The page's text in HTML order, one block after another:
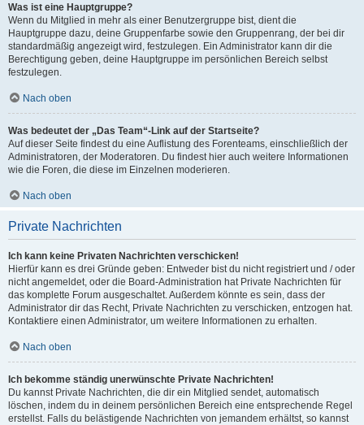
Was ist eine Hauptgruppe?
Wenn du Mitglied in mehr als einer Benutzergruppe bist, dient die
Hauptgruppe dazu, deine Gruppenfarbe sowie den Gruppenrang, der bei dir
standardmäßig angezeigt wird, festzulegen. Ein Administrator kann dir die
Berechtigung geben, deine Hauptgruppe im persönlichen Bereich selbst
festzulegen.
Nach oben
Was bedeutet der „Das Team“-Link auf der Startseite?
Auf dieser Seite findest du eine Auflistung des Forenteams, einschließlich der
Administratoren, der Moderatoren. Du findest hier auch weitere Informationen
wie die Foren, die diese im Einzelnen moderieren.
Nach oben
Private Nachrichten
Ich kann keine Privaten Nachrichten verschicken!
Hierfür kann es drei Gründe geben: Entweder bist du nicht registriert und / oder
nicht angemeldet, oder die Board-Administration hat Private Nachrichten für
das komplette Forum ausgeschaltet. Außerdem könnte es sein, dass der
Administrator dir das Recht, Private Nachrichten zu verschicken, entzogen hat.
Kontaktiere einen Administrator, um weitere Informationen zu erhalten.
Nach oben
Ich bekomme ständig unerwünschte Private Nachrichten!
Du kannst Private Nachrichten, die dir ein Mitglied sendet, automatisch
löschen, indem du in deinem persönlichen Bereich eine entsprechende Regel
erstellst. Falls du belästigende Nachrichten von jemandem erhältst, so kannst